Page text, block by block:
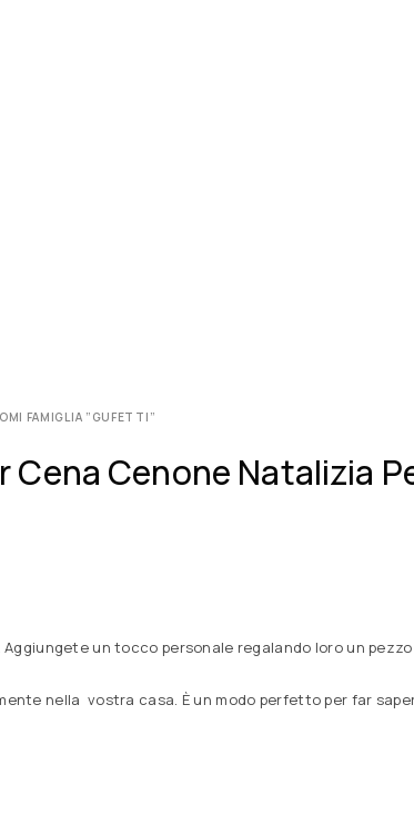
FAMIGLIA ”GUFETTI”
Cena Cenone Natalizia
un tocco personale regalando loro un
nella vostra casa. È un modo perfetto per far